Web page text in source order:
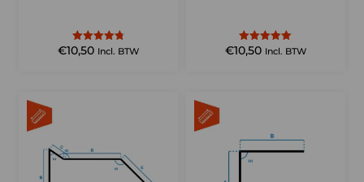
Gewaardeerd
€10,50 Incl. BTW
Gewaardeerd
€10,50 Incl. BTW